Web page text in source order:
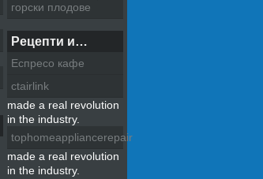
горски плодове
Рецепти и…
Еспресо кафе
ctairlink
made a real revolution
in the industry.
tophomeappliancerepair
made a real revolution
in the industry.